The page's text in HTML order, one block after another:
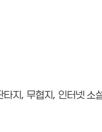
지, 무협지, 인터넷 소